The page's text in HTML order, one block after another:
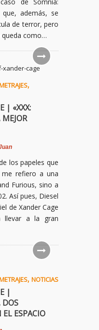
además, se
de terror, pero
queda como…
,
| «XXX:
los papeles que
refiero a una
Furious, sino a
Así pues, Diesel
de Xander Cage
llevar a la gran
, NOTICIAS
|
DOS
EL ESPACIO